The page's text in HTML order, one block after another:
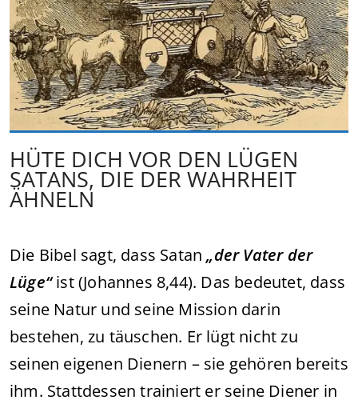
HÜTE DICH VOR DEN LÜGEN
SATANS, DIE DER WAHRHEIT
ÄHNELN
Die Bibel sagt, dass Satan„der Vater der
Lüge“ist (Johannes 8,44). Das bedeutet, dass
seine Natur und seine Mission darin
bestehen, zu täuschen. Er lügt nicht zu
seinen eigenen Dienern – sie gehören bereits
ihm. Stattdessen trainiert er seine Diener in